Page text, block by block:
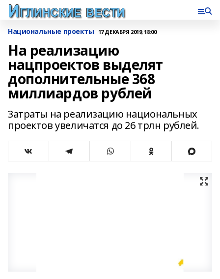
Национальные проекты 17 ДЕКАБРЯ 2019, 18:00
На реализацию
нацпроектов выделят
дополнительные 368
миллиардов рублей
Затраты на реализацию национальных
проектов увеличатся до 26 трлн рублей.